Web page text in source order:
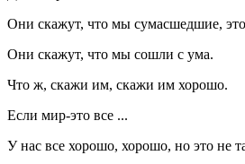
Они скажут, что мы сумасшедшие,
Они скажут, что мы сошли с ума.
Что ж, скажи им, скажи им хорошо.
Если мир-это все ...
У нас все хорошо, хорошо, но это не